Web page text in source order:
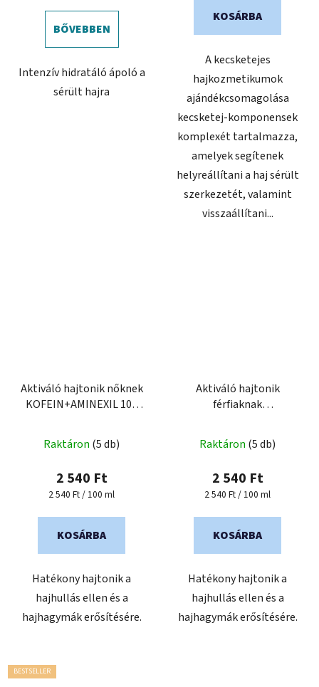
BŐVEBBEN
Intenzív hidratáló ápoló a
sérült hajra
KOSÁRBA
A kecsketejes
hajkozmetikumok
ajándékcsomagolása
kecsketej-komponensek
komplexét tartalmazza,
amelyek segítenek
helyreállítani a haj sérült
szerkezetét, valamint
visszaállítani...
Aktiváló hajtonik nőknek
KOFEIN+AMINEXIL 100
Raktáron (5 db)
2 540 Ft
Egységár:
2 540 Ft / 100 ml
KOSÁRBA
Hatékony hajtonik a
hajhullás ellen és a
hajhagymák erősítésére.
Aktiváló hajtonik
férfiaknak
Raktáron (5 db)
2 540 Ft
Egységár:
2 540 Ft / 100 ml
KOSÁRBA
Hatékony hajtonik a
hajhullás ellen és a
hajhagymák erősítésére.
BESTSELLER